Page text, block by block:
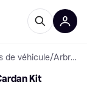
de véhicule/ Arbres de transmission
Kit